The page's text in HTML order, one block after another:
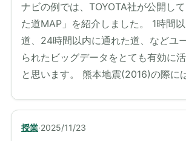
ナビの例では、TOYOTA社が公開し
た道MAP」を紹介しました。 1時間
道、24時間以内に通れた道、などユ
られたビッグデータをとても有効に
と思います。 熊本地震(2016)の際に
授業·2025/11/23